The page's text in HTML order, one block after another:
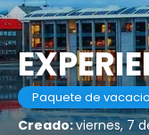
Paquete de
Creado:viernes, 7